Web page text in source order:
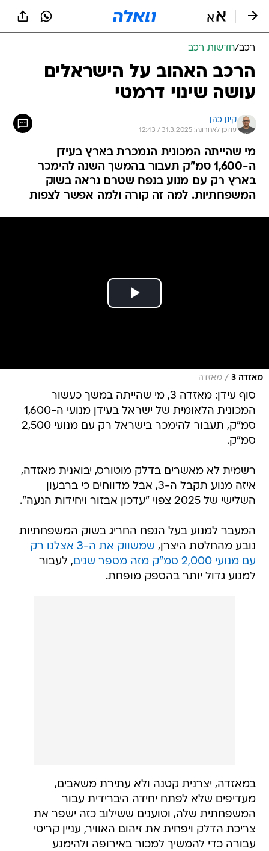
רכב/חדשות רכב
הרכב האהוב על הישראלים
עושה שינוי דרמטי
קינן כהן
עודכן לאחרונה: 31.3.2025 / 12:43
מי שהייתה המכונית הנמכרת בארץ בעידן
ה-1,600 סמ"ק תעבור בהמשך השנה להימכר
בארץ רק עם מנוע בנפח שטרם נראה בשוק
המשפחתיות. למה זה קורה ולמה אפשר לצפות
מאזדה 3 / מאזדה
סוף עידן: מאזדה 3, מי שהייתה במשך כעשור
המכונית הלאומית של ישראל בעידן מנועי ה-1,600
סמ"ק, תעבור להימכר בישראל רק עם מנועי 2,500
סמ"ק.
רשמית לא מאשרים בדלק מוטורס, יבואנית מאזדה,
איזה מנוע תקבל ה-3, אבל מדווחים כי ברבעון
השלישי של 2025 צפוי "עדכון אבזור ויחידות הנעה".
המעבר למנוע בעל הנפח החריג בשוק המשפחתיות
נובע מהחלטת היצרן,
שמשווק את ה-3 אצלנו רק
עם מנועי 2,000 סמ"ק מזה מספר שנים
, לעבור
למנוע גדול יותר בהספק מופחת.
במאזדה, יצרנית קטנה ולא עתירת משאבים,
מעדיפים שלא לפתח יחידה היברידית עבור
המשפחתית שלה, וטוענים ששילוב כזה ישפר את
צריכת הדלק ויפחית את זיהום האוויר, עניין קריטי
עבורה כדי להמשיך למכור באירופה ולהימנע